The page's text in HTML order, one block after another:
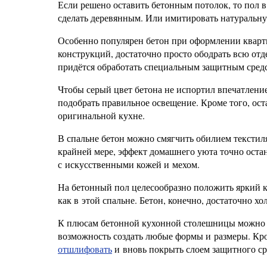
Если решено оставить бетонным потолок, то пол
сделать деревянным. Или имитировать
Особенно популярен бетон при оформлении
конструкций, достаточно просто ободрать всю
придётся обработать специальным защитным
Чтобы серый цвет бетона не испортил
подобрать правильное освещение. Кроме того,
оригинальной кухне.
В спальне бетон можно смягчить обилием
крайней мере, эффект домашнего уюта точно
с искусственными кожей и мехом.
На бетонный пол целесообразно положить яркий
как в этой спальне. Бетон, конечно, достаточно
К плюсам бетонной кухонной столешницы можно
возможность создать любые формы и размеры.
отшлифоватьи вновь покрыть слоем защитного